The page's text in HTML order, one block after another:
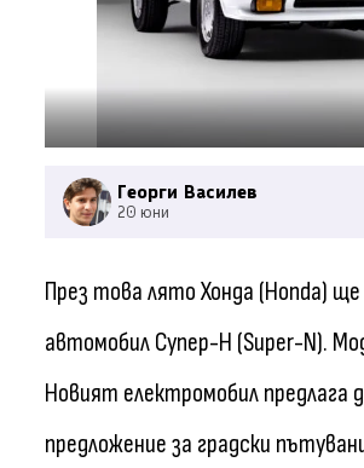
Георги Василев
20 юни
През това лято Хонда (Honda)
автомобил Супер-Н (Super-N).
Новият електромобил предлага
предложение за градски